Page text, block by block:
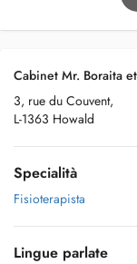
Cabinet Mr. Boraita
3, rue du Couvent,
L-1363 Howald
Specialità
Fisioterapista
Lingue parlate